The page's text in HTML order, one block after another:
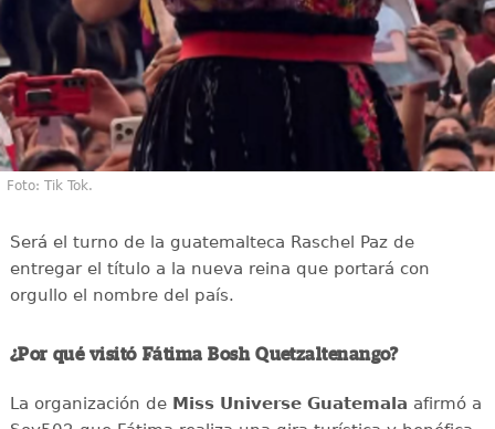
Foto: Tik Tok.
Será el turno de la guatemalteca Raschel Paz de
entregar el título a la nueva reina que portará con
orgullo el nombre del país.
¿Por qué visitó Fátima Bosh Quetzaltenango?
La organización de Miss Universe Guatemala afirmó a